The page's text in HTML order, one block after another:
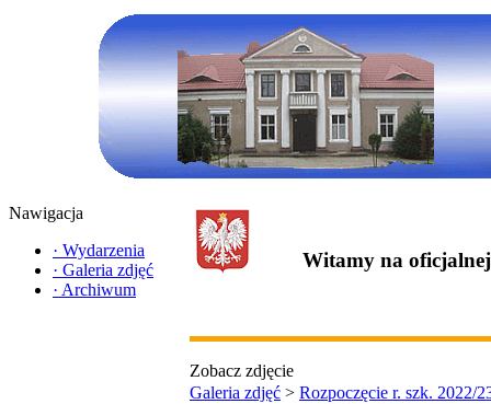
Nawigacja
· Wydarzenia
· Galeria zdjęć
· Archiwum
Witamy na oficjalnej
Zobacz zdjęcie
Galeria zdjęć > Rozpoczęcie r. szk. 2022/